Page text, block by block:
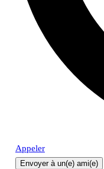
Appeler
Envoyer à un(e) ami(e)